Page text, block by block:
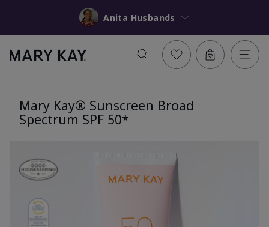
Anita Husbands
Mary Kay® Sunscreen Broad
Spectrum SPF 50*